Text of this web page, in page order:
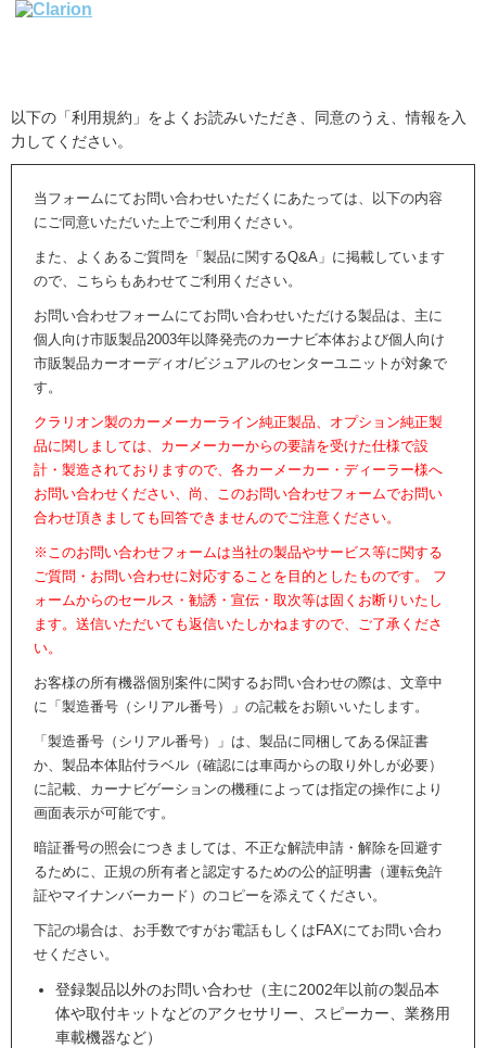
以下の「利用規約」をよくお読みいただき、同意のうえ、情報を入
力してください。
当フォームにてお問い合わせいただくにあたっては、以下の内容
にご同意いただいた上でご利用ください。
また、よくあるご質問を「製品に関するQ&A」に掲載しています
ので、こちらもあわせてご利用ください。
お問い合わせフォームにてお問い合わせいただける製品は、主に
個人向け市販製品2003年以降発売のカーナビ本体および個人向け
市販製品カーオーディオ/ビジュアルのセンターユニットが対象で
す。
クラリオン製のカーメーカーライン純正製品、オプション純正製
品に関しましては、カーメーカーからの要請を受けた仕様で設
計・製造されておりますので、各カーメーカー・ディーラー様へ
お問い合わせください、尚、このお問い合わせフォームでお問い
合わせ頂きましても回答できませんのでご注意ください。
※このお問い合わせフォームは当社の製品やサービス等に関する
ご質問・お問い合わせに対応することを目的としたものです。 フ
ォームからのセールス・勧誘・宣伝・取次等は固くお断りいたし
ます。送信いただいても返信いたしかねますので、ご了承くださ
い。
お客様の所有機器個別案件に関するお問い合わせの際は、文章中
に「製造番号（シリアル番号）」の記載をお願いいたします。
「製造番号（シリアル番号）」は、製品に同梱してある保証書
か、製品本体貼付ラベル（確認には車両からの取り外しが必要）
に記載、カーナビゲーションの機種によっては指定の操作により
画面表示が可能です。
暗証番号の照会につきましては、不正な解読申請・解除を回避す
るために、正規の所有者と認定するための公的証明書（運転免許
証やマイナンバーカード）のコピーを添えてください。
下記の場合は、お手数ですがお電話もしくはFAXにてお問い合わ
せください。
登録製品以外のお問い合わせ（主に2002年以前の製品本
体や取付キットなどのアクセサリー、スピーカー、業務用
車載機器など）